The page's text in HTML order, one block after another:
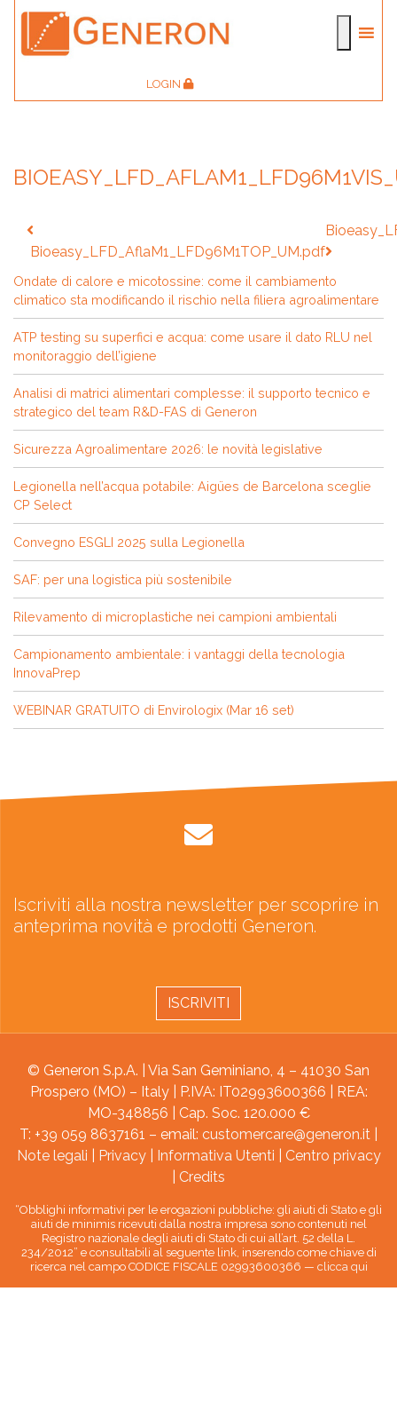
LOGIN
Navigazione
articoli
Bioeasy_LFD_AflaM1_LFD96M1TOP_UM.pdf
Ondate di calore e micotossine: come il cambiamento
climatico sta modificando il rischio nella filiera agroalimentare
ATP testing su superfici e acqua: come usare il dato RLU nel
monitoraggio dell’igiene
Analisi di matrici alimentari complesse: il supporto tecnico e
strategico del team R&D-FAS di Generon
Sicurezza Agroalimentare 2026: le novità legislative
Legionella nell’acqua potabile: Aigües de Barcelona sceglie
CP Select
Convegno ESGLI 2025 sulla Legionella
SAF: per una logistica più sostenibile
Rilevamento di microplastiche nei campioni ambientali
Campionamento ambientale: i vantaggi della tecnologia
InnovaPrep
WEBINAR GRATUITO di Envirologix (Mar 16 set)
Iscriviti alla nostra newsletter per scoprire in
anteprima novità e prodotti Generon.
ISCRIVITI
© Generon S.p.A. | Via San Geminiano, 4 – 41030 San
Prospero (MO) – Italy | P.IVA: IT02993600366 | REA:
MO-348856 | Cap. Soc. 120.000 €
T: +39 059 8637161 – email: customercare@generon.it
Note legali
Privacy| Informativa Utenti
Centro privacy
Credits
“Obblighi informativi per le erogazioni pubbliche: gli aiuti di Stato e gli
aiuti de minimis ricevuti dalla nostra impresa sono contenuti nel
Registro nazionale degli aiuti di Stato di cui all’art. 52 della L.
234/2012” e consultabili al seguente link, inserendo come chiave di
ricerca nel campo CODICE FISCALE 02993600366 — clicca qui